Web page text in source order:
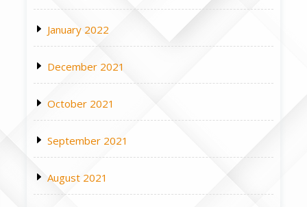
January 2022
December 2021
October 2021
September 2021
August 2021